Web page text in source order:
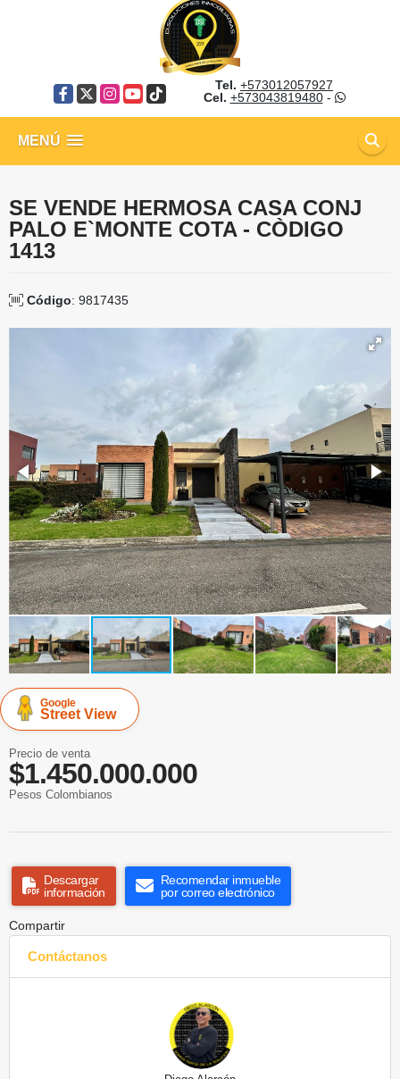
Facebook
X Instagram
YouTube
TikTok
Tel. +573012057927
Cel. +573043819480-
MENÚ
SE VENDE HERMOSA CASA CONJ
PALO E`MONTE COTA - CÒDIGO
1413
Código: 9817435
Google
Street View
Precio de venta
$1.450.000.000
Pesos Colombianos
Descargar
información
Recomendar inmueble
por correo electrónico
Compartir
Contáctanos